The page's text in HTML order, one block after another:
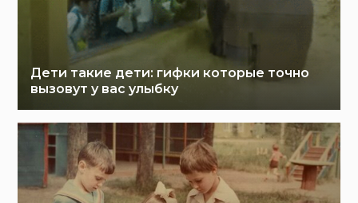
Дети такие дети: гифки которые точно
вызовут у вас улыбку